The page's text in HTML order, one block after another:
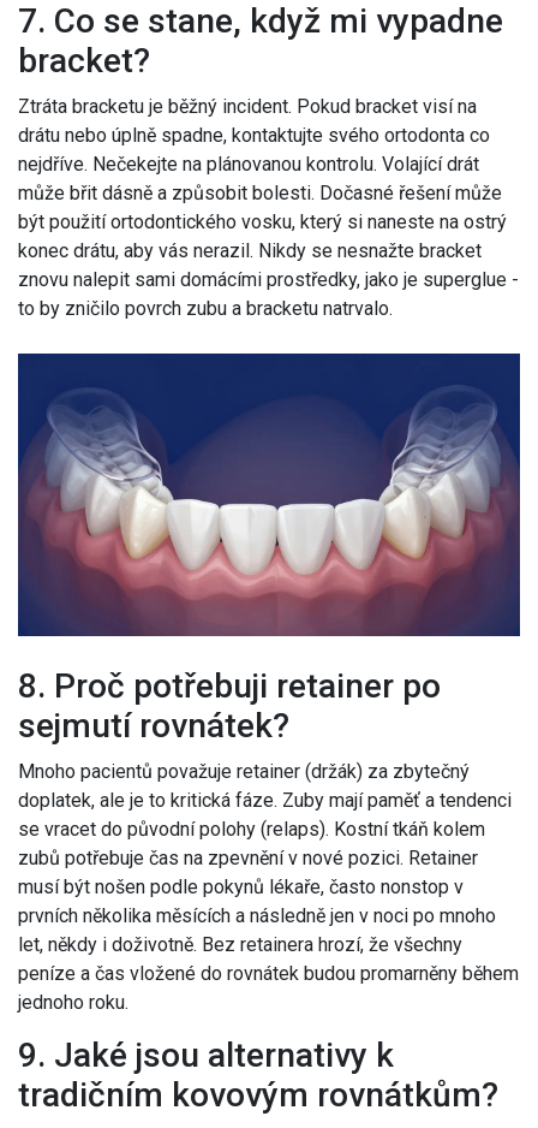
7. Co se stane, když mi vypadne
bracket?
Ztráta bracketu je běžný incident. Pokud bracket visí na
drátu nebo úplně spadne, kontaktujte svého ortodonta co
nejdříve. Nečekejte na plánovanou kontrolu. Volající drát
může břit dásně a způsobit bolesti. Dočasné řešení může
být použití ortodontického vosku, který si naneste na ostrý
konec drátu, aby vás nerazil. Nikdy se nesnažte bracket
znovu nalepit sami domácími prostředky, jako je superglue -
to by zničilo povrch zubu a bracketu natrvalo.
8. Proč potřebuji retainer po
sejmutí rovnátek?
Mnoho pacientů považuje retainer (držák) za zbytečný
doplatek, ale je to kritická fáze. Zuby mají paměť a tendenci
se vracet do původní polohy (relaps). Kostní tkáň kolem
zubů potřebuje čas na zpevnění v nové pozici. Retainer
musí být nošen podle pokynů lékaře, často nonstop v
prvních několika měsících a následně jen v noci po mnoho
let, někdy i doživotně. Bez retainera hrozí, že všechny
peníze a čas vložené do rovnátek budou promarněny během
jednoho roku.
9. Jaké jsou alternativy k
tradičním kovovým rovnátkům?